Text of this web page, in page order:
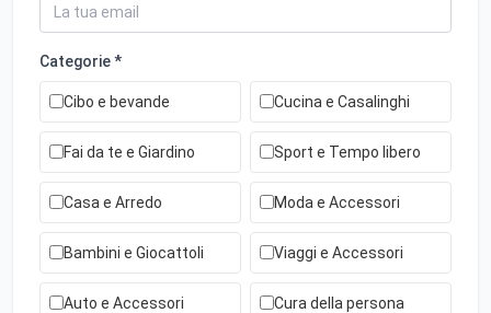
Categorie *
Cibo e bevande Cucina e Casalinghi
Fai da te e Giardino Sport e Tempo libero
Casa e Arredo Moda e Accessori
Bambini e Giocattoli Viaggi e Accessori
Auto e Accessori Cura della persona